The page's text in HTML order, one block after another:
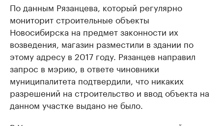
По данным Рязанцева, который регулярно
мониторит строительные объекты
Новосибирска на предмет законности их
возведения, магазин разместили в здании по
этому адресу в 2017 году. Рязанцев направил
запрос в мэрию, в ответе чиновники
муниципалитета подтвердили, что никаких
разрешений на строительство и ввод объекта на
данном участке выдано не было.